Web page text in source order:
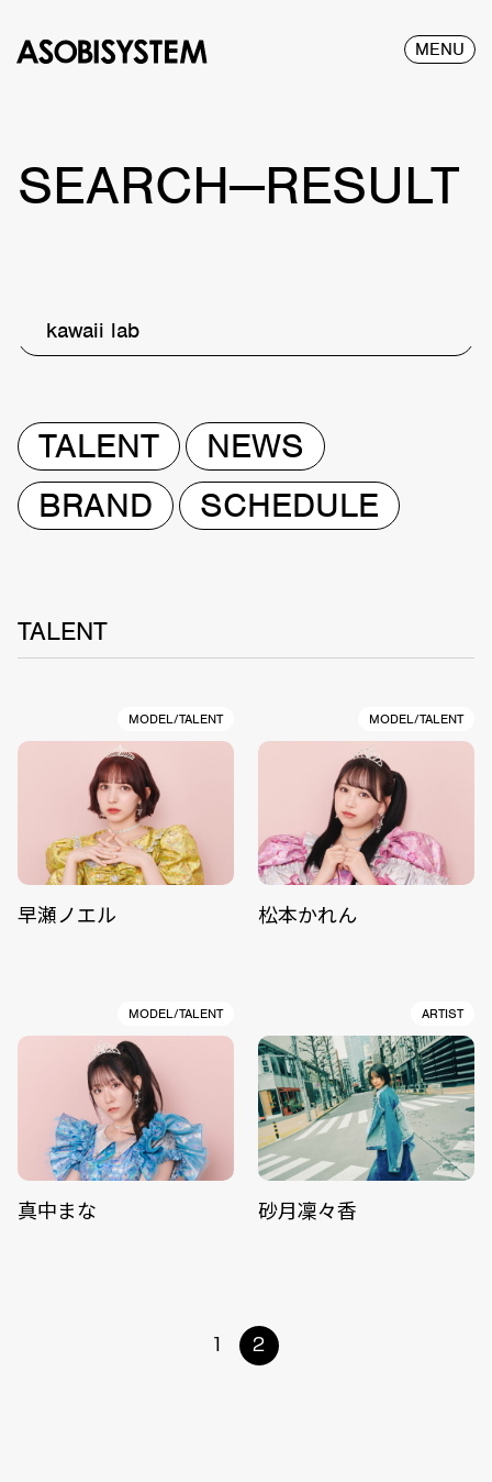
MENU
SEARCH—RESULT
kawaii lab
TALENT
NEWS
BRAND
SCHEDULE
TALENT
MODEL/TALENT
早瀬ノエル
MODEL/TALENT
松本かれん
MODEL/TALENT
真中まな
ARTIST
砂月凜々香
1 2